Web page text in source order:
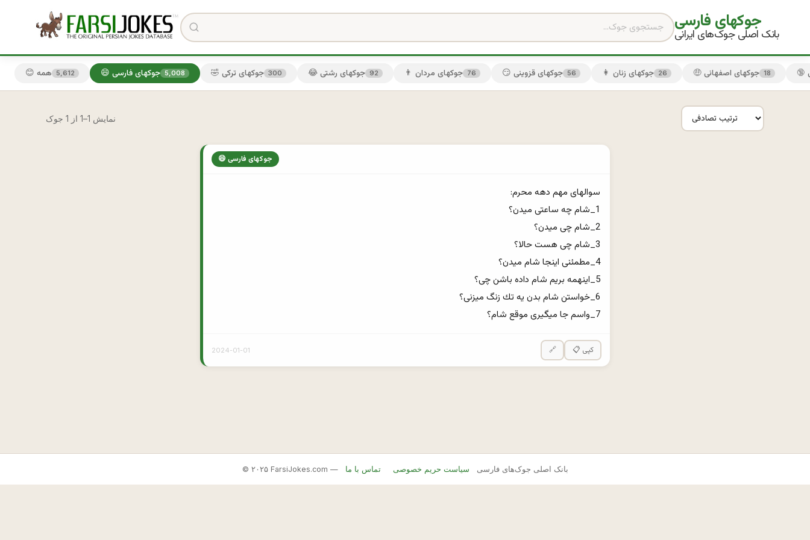
جوکهای فارسی
بانک اصلی جوک‌های ایرانی
😊 همه 5,612 😄 جوکهای فارسی 5,008 🤣 جوکهای ترکی 300 😂 جوکهای رشتی 92 👨 جوکهای مردان 76 😏 جوکهای قزوینی 56 👩 جوکهای زنان 26 🤑 جوکهای اصفهانی 18
نمایش 1–1 از 1 جوک
😄 جوکهای فارسی
7_واسم جا میگیری موقع شام؟
2024-01-01 🔗 📋 کپی
© ۲۰۲۵ FarsiJokes.com — بانک اصلی جوک‌های فارسی سیاست حریم خصوصی تماس با ما